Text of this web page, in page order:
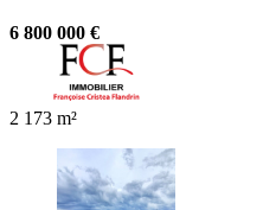
6 800 000 €
2 173 m²